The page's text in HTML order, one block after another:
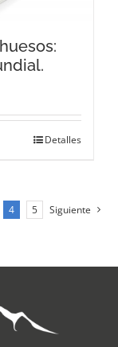
Detalles
4 5 Siguiente